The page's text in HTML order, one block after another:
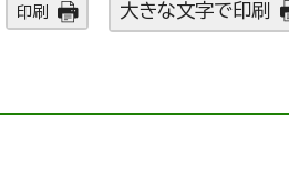
印刷 大きな文字で印刷